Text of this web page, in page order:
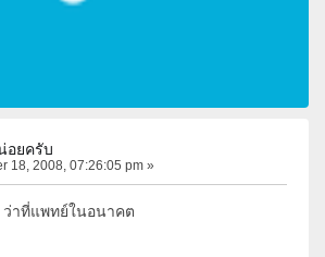
อยครับ
18, 2008, 07:26:05 pm »
าที่แพทย์ในอนาคต